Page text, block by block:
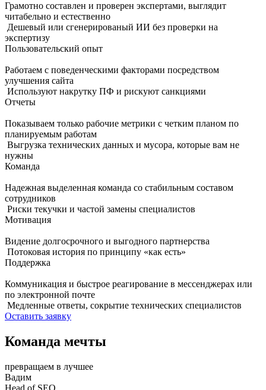
Грамотно составлен и проверен экспертами, выглядит
читабельно и естественно
Дешевый или сгенерированый ИИ без проверки на
экспертизу
Пользовательский опыт
Работаем с поведенческими факторами посредством
улучшения сайта
Используют накрутку ПФ и рискуют санкциями
Отчеты
Показываем только рабочие метрики с четким планом по
планируемым работам
Выгрузка технических данных и мусора, которые вам не
нужны
Команда
Надежная выделенная команда со стабильным составом
сотрудников
Риски текучки и частой замены специалистов
Мотивация
Видение долгосрочного и выгодного партнерства
Потоковая история по принципу «как есть»
Поддержка
Коммуникация и быстрое реагирование в мессенджерах или
по электронной почте
Медленные ответы, сокрытие технических специалистов
Оставить заявку
Команда мечты
превращаем в лучшее
Вадим